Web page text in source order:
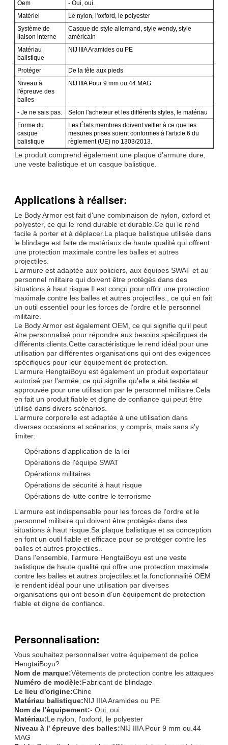
Oem
- Oui, oui.
Matériel
Le nylon, l'oxford, le polyester
Système de
liaison interne
Casque de style allemand, style wendy, style
américain
Matériau
balistique
NIJ IIIA Aramides ou PE
Protéger
De la tête aux pieds
Niveau à
l'épreuve des
balles
NIJ IIIA Pour 9 mm ou.44 MAG
- Je ne sais pas.
Selon l'acheteur et les différents styles, le matériau
Forme du
casque
balistique
Les États membres doivent veiller à ce que les
mesures prises soient conformes à l'article 6 du
règlement (UE) no 1303/2013.
Le produit comprend également une plaque d'armure dure,
une veste balistique et un casque balistique.
Applications à réaliser:
Le Body Armor est fait d'une combinaison de nylon, oxford et
polyester, ce qui le rend durable et durable.Ce qui le rend
facile à porter et à déplacer.La plaque balistique utilisée dans
le blindage est faite de matériaux de haute qualité qui offrent
une protection maximale contre les balles et autres
projectiles.
L'armure est adaptée aux policiers, aux équipes SWAT et au
personnel militaire qui doivent être protégés dans des
situations à haut risque.Il est conçu pour offrir une protection
maximale contre les balles et autres projectiles., ce qui en fait
un outil essentiel pour les forces de l'ordre et le personnel
militaire.
Le Body Armor est également OEM, ce qui signifie qu'il peut
être personnalisé pour répondre aux besoins spécifiques de
différents clients.Cette caractéristique le rend idéal pour une
utilisation par différentes organisations qui ont des exigences
spécifiques pour leur équipement de protection.
L'armure HengtaiBoyu est également un produit exportateur
autorisé par l'armée, ce qui signifie qu'elle a été testée et
approuvée pour une utilisation par le personnel militaire.Cela
en fait un produit fiable et digne de confiance qui peut être
utilisé dans divers scénarios.
L'armure corporelle est adaptée à une utilisation dans
diverses occasions et scénarios, y compris, mais sans s'y
limiter:
Opérations d'application de la loi
Opérations de l'équipe SWAT
Opérations militaires
Opérations de sécurité à haut risque
Opérations de lutte contre le terrorisme
L'armure est indispensable pour les forces de l'ordre et le
personnel militaire qui doivent être protégés dans des
situations à haut risque.Sa plaque balistique et sa conception
en font un outil fiable et efficace pour se protéger contre les
balles et autres projectiles..
Dans l'ensemble, l'armure HengtaiBoyu est une veste
balistique de haute qualité qui offre une protection maximale
contre les balles et autres projectiles.et la fonctionnalité OEM
le rendent idéal pour une utilisation par diverses
organisations qui ont besoin d'un équipement de protection
fiable et digne de confiance.
Personnalisation:
Vous souhaitez personnaliser votre équipement de police
HengtaiBoyu?
Nom de marque:Vêtements de protection contre les attaques
Numéro de modèle:Fabricant de blindage
Le lieu d'origine:Chine
Matériau balistique:NIJ IIIA Aramides ou PE
Nom de l'équipement:- Oui, oui.
Matériau:Le nylon, l'oxford, le polyester
Niveau à l' épreuve des balles:NIJ IIIA Pour 9 mm ou.44
MAG